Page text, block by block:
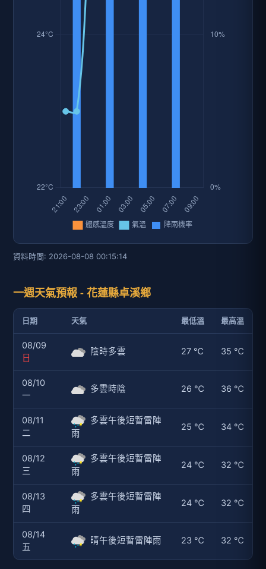
資料時間: 2026-08-08 00:15:14
一週天氣預報 - 花蓮縣卓溪鄉
日期 天氣 最低溫 最高溫
08/09
日
陰時多雲 27 ℃ 35 ℃
08/10
一
多雲時陰 26 ℃ 36 ℃
08/11
二
多雲午後短暫雷陣
雨
25 ℃ 34 ℃
08/12
三
多雲午後短暫雷陣
雨
24 ℃ 32 ℃
08/13
四
多雲午後短暫雷陣
雨
24 ℃ 32 ℃
08/14
五
晴午後短暫雷陣雨 23 ℃ 32 ℃